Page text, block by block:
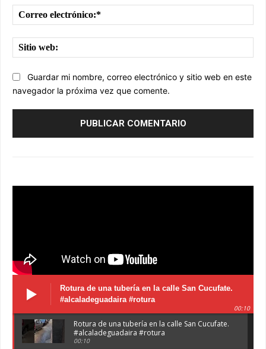
Guardar mi nombre, correo electrónico y sitio web en este
navegador la próxima vez que comente.
Rotura de una tubería en la calle San Cucufate.
#alcaladeguadaira #rotura
00:10
Rotura de una tubería en la calle San Cucufate.
#alcaladeguadaira #rotura
00:10